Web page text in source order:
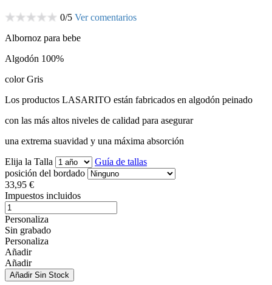
0/5 Ver comentarios
Albornoz para bebe
Algodón 100%
color Gris
Los productos LASARITO están fabricados en algodón peinado
con las más altos niveles de calidad para asegurar
una extrema suavidad y una máxima absorción
Elija la Talla
Guía de tallas
posición del bordado
33,95 €
Impuestos incluidos
Personaliza
Sin grabado
Personaliza
Añadir
Añadir
Añadir Sin Stock